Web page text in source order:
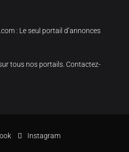
: Le seul portail d’annonces
tous nos portails. Contactez-
Instagram